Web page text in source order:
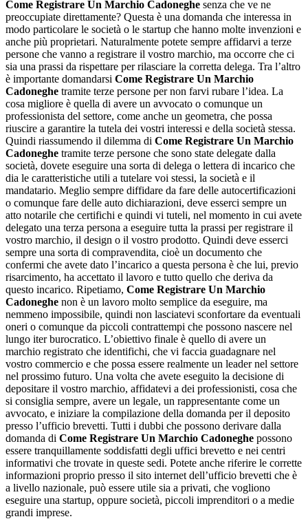
Come Registrare Un Marchio Cadoneghe senza che ve ne
preoccupiate direttamente? Questa è una domanda che interessa in
modo particolare le società o le startup che hanno molte invenzioni e
anche più proprietari. Naturalmente potete sempre affidarvi a terze
persone che vanno a registrare il vostro marchio, ma occorre che ci
sia una prassi da rispettare per rilasciare la corretta delega. Tra l’altro
è importante domandarsi Come Registrare Un Marchio
Cadoneghe tramite terze persone per non farvi rubare l’idea. La
cosa migliore è quella di avere un avvocato o comunque un
professionista del settore, come anche un geometra, che possa
riuscire a garantire la tutela dei vostri interessi e della società stessa.
Quindi riassumendo il dilemma di Come Registrare Un Marchio
Cadoneghe tramite terze persone che sono state delegate dalla
società, dovete eseguire una sorta di delega o lettera di incarico che
dia le caratteristiche utili a tutelare voi stessi, la società e il
mandatario. Meglio sempre diffidare da fare delle autocertificazioni
o comunque fare delle auto dichiarazioni, deve esserci sempre un
atto notarile che certifichi e quindi vi tuteli, nel momento in cui avete
delegato una terza persona a eseguire tutta la prassi per registrare il
vostro marchio, il design o il vostro prodotto. Quindi deve esserci
sempre una sorta di compravendita, cioè un documento che
confermi che avete dato l’incarico a questa persona è che lui, previo
risarcimento, ha accettato il lavoro e tutto quello che deriva da
questo incarico. Ripetiamo, Come Registrare Un Marchio
Cadoneghe non è un lavoro molto semplice da eseguire, ma
nemmeno impossibile, quindi non lasciatevi sconfortare da eventuali
oneri o comunque da piccoli contrattempi che possono nascere nel
lungo iter burocratico. L’obiettivo finale è quello di avere un
marchio registrato che identifichi, che vi faccia guadagnare nel
vostro commercio e che possa essere realmente un leader nel settore
nel prossimo futuro. Una volta che avete eseguito la decisione di
depositare il vostro marchio, affidatevi a dei professionisti, cosa che
si consiglia sempre, avere un legale, un rappresentante come un
avvocato, e iniziare la compilazione della domanda per il deposito
presso l’ufficio brevetti. Tutti i dubbi che possono derivare dalla
domanda di Come Registrare Un Marchio Cadoneghe possono
essere tranquillamente soddisfatti degli uffici brevetto e nei centri
informativi che trovate in queste sedi. Potete anche riferire le corrette
informazioni proprio presso il sito internet dell’ufficio brevetti che è
a livello nazionale, può essere utile sia a privati, che vogliono
eseguire una startup, oppure società, piccoli imprenditori o a medie
grandi imprese.